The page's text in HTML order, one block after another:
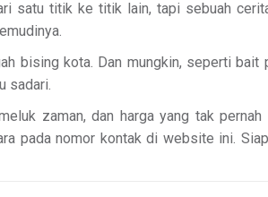
satu titik ke titik lain, tapi sebuah
bising kota. Dan mungkin, seperti bait
sadari.
zaman, dan harga yang tak pernah
pada nomor kontak di website ini.